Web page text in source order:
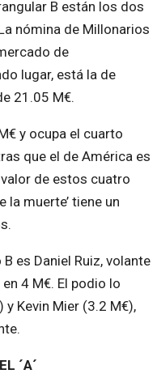
B están los dos
nómina de Millonarios
de
lugar, está la de
21.05 M€.
y ocupa el cuarto
que el de América es
de estos cuatro
la muerte’ tiene un
es Daniel Ruiz, volante
4 M€. El podio lo
Kevin Mier (3.2 M€),
´A´